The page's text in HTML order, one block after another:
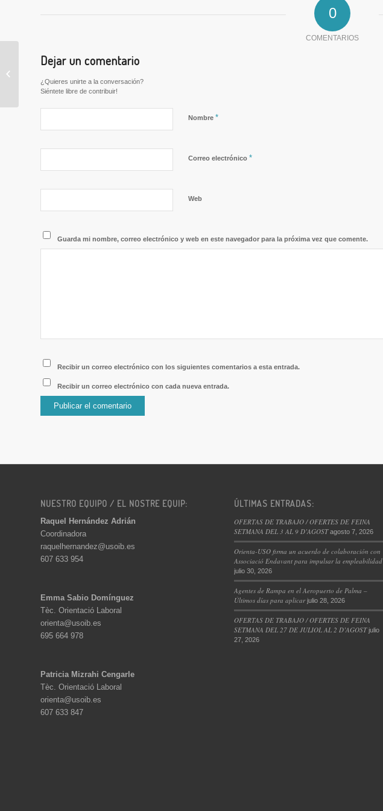
0
COMENTARIOS
Dejar un comentario
¿Quieres unirte a la conversación?
Siéntete libre de contribuir!
Nombre *
Correo electrónico *
Web
Guarda mi nombre, correo electrónico y web en este navegador para la próxima vez que comente.
Recibir un correo electrónico con los siguientes comentarios a esta entrada.
Recibir un correo electrónico con cada nueva entrada.
NUESTRO EQUIPO / EL NOSTRE EQUIP:
Raquel Hernández Adrián
Coordinadora
raquelhernandez@usoib.es
607 633 954
Emma Sabio Domínguez
Tèc. Orientació Laboral
orienta@usoib.es
695 664 978
Patricia Mizrahi Cengarle
Tèc. Orientació Laboral
orienta@usoib.es
607 633 847
ÚLTIMAS ENTRADAS:
OFERTAS DE TRABAJO / OFERTES DE FEINA
SETMANA DEL 3 AL 9 D’AGOST agosto 7, 2026
Orienta-USO firma un acuerdo de colaboración con
Associació Endavant para impulsar la empleabilidad
julio 30, 2026
Agentes de Rampa en el Aeropuerto de Palma –
Últimos días para aplicar julio 28, 2026
OFERTAS DE TRABAJO / OFERTES DE FEINA
SETMANA DEL 27 DE JULIOL AL 2 D’AGOST julio
27, 2026
Ofertas de Empleo
semana del 26 de
agosto al 1 de
septiembre